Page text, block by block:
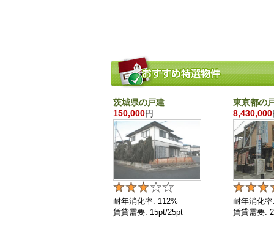
茨城県の戸建
150,000円
耐年消化率: 112%
賃貸需要: 15pt/25pt
東京都の
8,430,000
耐年消化
賃貸需要: